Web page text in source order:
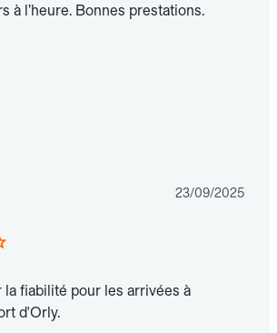
à l’heure. Bonnes prestations.
23/09/2025
la fiabilité pour les arrivées à
d'Orly.